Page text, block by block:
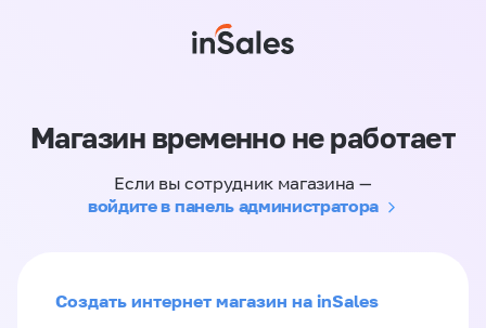
Магазин временно не работает
Если вы сотрудник магазина —
войдите в панель администратора
Создать интернет магазин на inSales